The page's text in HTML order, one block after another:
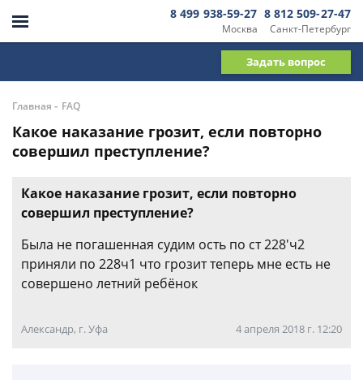
Москва
8 499 938-59-27
Санкт-Петербург
8 812 509-27-47
Задать вопрос
Главная - FAQ
Какое наказание грозит, если повторно
совершил преступление?
Какое наказание грозит, если повторно
совершил преступление?
Была не погашенная судим ость по ст 228'ч2
приняли по 228ч1 что грозит теперь мне есть не
совершено летний ребёнок
Александр, г. Уфа 4 апреля 2018 г. 12:20